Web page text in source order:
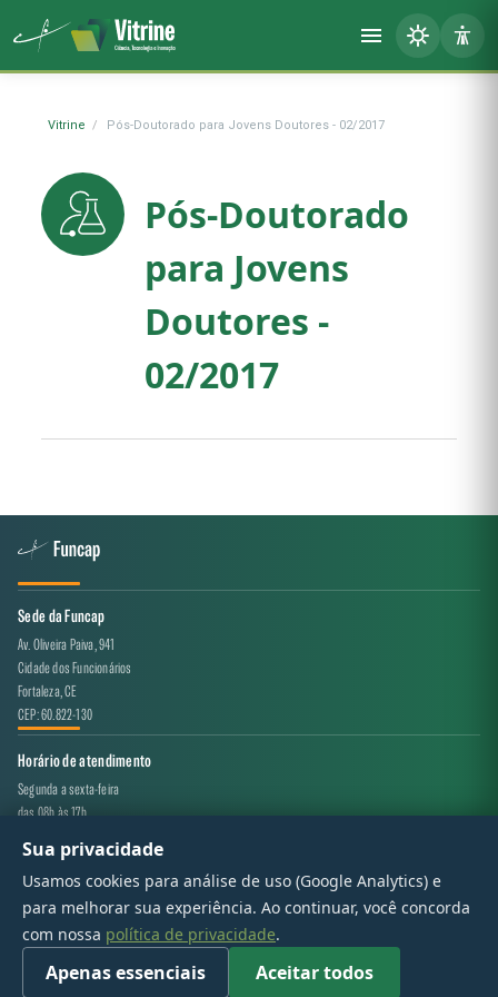
Vitrine Pós-Doutorado para Jovens Doutores - 02/2017
Pós-Doutorado
para Jovens
Doutores -
02/2017
Sede da Funcap
Av. Oliveira Paiva, 941
Cidade dos Funcionários
Fortaleza, CE
CEP: 60.822-130
Horário de atendimento
Segunda a sexta-feira
das 08h às 17h
Canal de atendimento
projeto.avaliacao@funcap.ce.gov.br
© 2017 - 2026 — Governo do Estado do Ceará | Todos os direitos reservados
Sua privacidade
Usamos cookies para análise de uso (Google Analytics) e
para melhorar sua experiência. Ao continuar, você concorda
com nossa política de privacidade.
Apenas essenciais Aceitar todos